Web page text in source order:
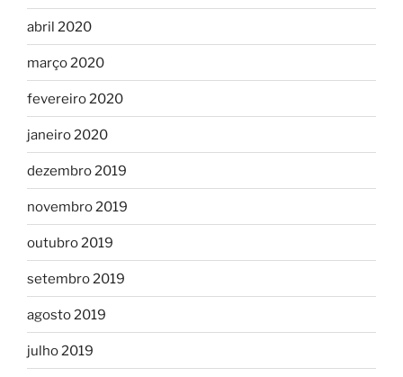
abril 2020
março 2020
fevereiro 2020
janeiro 2020
dezembro 2019
novembro 2019
outubro 2019
setembro 2019
agosto 2019
julho 2019